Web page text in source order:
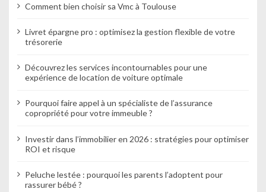
Comment bien choisir sa Vmc à Toulouse
Livret épargne pro : optimisez la gestion flexible de votre
trésorerie
Découvrez les services incontournables pour une
expérience de location de voiture optimale
Pourquoi faire appel à un spécialiste de l’assurance
copropriété pour votre immeuble ?
Investir dans l’immobilier en 2026 : stratégies pour optimiser
ROI et risque
Peluche lestée : pourquoi les parents l’adoptent pour
rassurer bébé ?